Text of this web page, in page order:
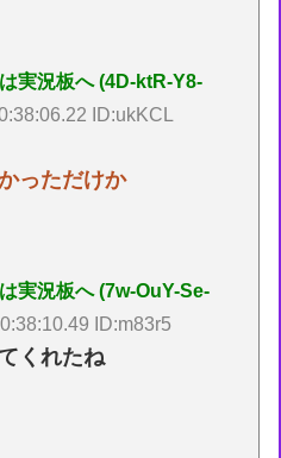
実況板へ (4D-ktR-Y8-
ID:ukKCL
っただけか
実況板へ (7w-OuY-Se-
ID:m83r5
くれたね